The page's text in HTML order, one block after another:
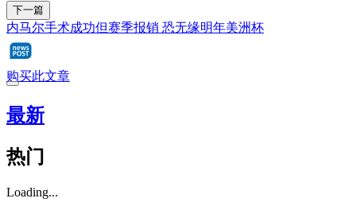
下一篇
内马尔手术成功但赛季报销 恐无缘明年美洲杯
购买此文章
最新
热门
Loading...